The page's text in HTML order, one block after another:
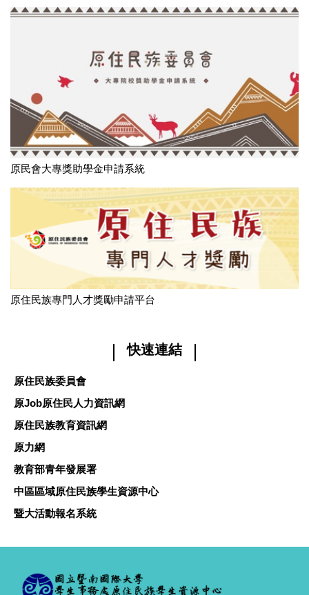
原民會大專獎助學金申請系統
原住民族專門人才獎勵申請平台
快速連結
原住民族委員會
原Job原住民人力資訊網
原住民族教育資訊網
原力網
教育部青年發展署
中區區域原住民族學生資源中心
暨大活動報名系統